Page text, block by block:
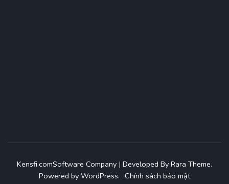
Kensfi.comSoftware Company | Developed By Rara Theme.
Powered by WordPress. Chính sách bảo mật